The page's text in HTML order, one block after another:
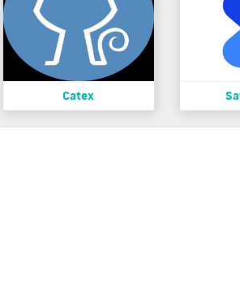
Catex